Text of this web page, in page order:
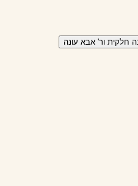
חלקית ור' אבא עונה